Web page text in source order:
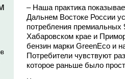
– Наша практика
Дальнем Востоке России
потребления премиальных
Хабаровском крае и
бензин марки GreenEco и
Потребители чувствуют
которое раньше было